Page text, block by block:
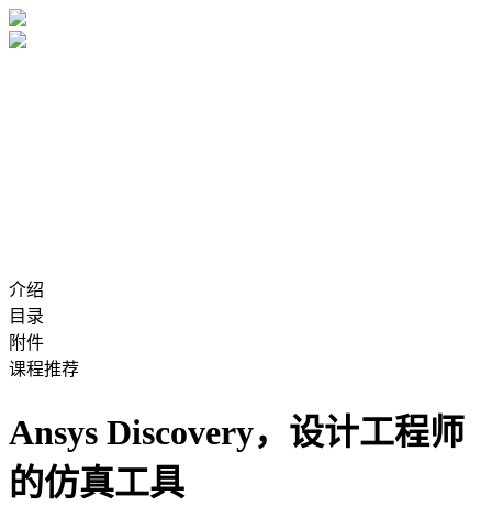
介绍
目录
附件
课程推荐
Ansys Discovery，设计工程师
的仿真工具